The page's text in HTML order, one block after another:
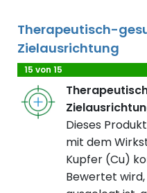
Therapeutisch-
Zielausrichtung
15 von 15
Dieses
mit dem
Kupfer (Cu)
Bewertet